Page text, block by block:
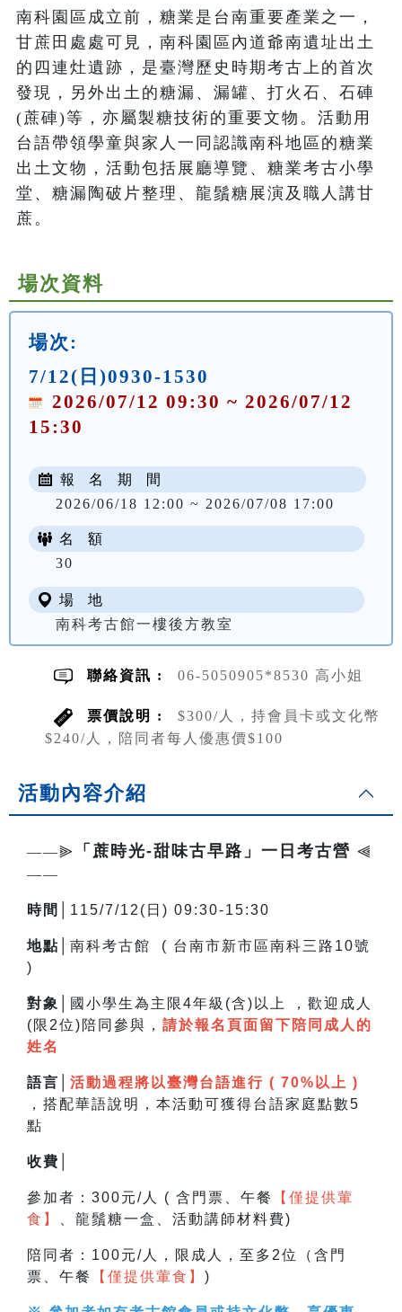
南科園區成立前，糖業是台南重要產業之一，
甘蔗田處處可見，南科園區內道爺南遺址出土
的四連灶遺跡，是臺灣歷史時期考古上的首次
發現，另外出土的糖漏、漏罐、打火石、石硨
(蔗硨)等，亦屬製糖技術的重要文物。活動用
台語帶領學童與家人一同認識南科地區的糖業
出土文物，活動包括展廳導覽、糖業考古小學
堂、糖漏陶破片整理、龍鬚糖展演及職人講甘
蔗。
場次資料
場次:
7/12(日)0930-1530
2026/07/12 09:30 ~ 2026/07/12
15:30
報 名 期 間
2026/06/18 12:00 ~ 2026/07/08 17:00
名 額
30
場 地
南科考古館一樓後方教室
聯絡資訊 : 06-5050905*8530 高小姐
票價說明 :
$300/人，持會員卡或文化幣
$240/人，陪同者每人優惠價$100
活動內容介紹
——⫸ 「蔗時光-甜味古早路」一日考古營 ⫷
——
時間│ 115/7/12(日) 09:30-15:30
地點│ 南科考古館 ( 台南市新市區南科三路10號
)
對象│ 國小學生為主限4年級(含)以上 ， 歡迎成人
(限2位)陪同參與， 請於報名頁面留下陪同成人的
姓名
語言│ 活動過程將以臺灣台語進行 ( 70%以上 )
，搭配華語說明， 本活動可獲得台語家庭點數5
點
收費│
參加者：300元/人 ( 含門票、午餐
【僅提供葷
食】
、龍鬚糖一盒、活動講師材料費)
陪同者：100元/人，限成人，至多2位（含門
票、午餐
【僅提供葷食】 )